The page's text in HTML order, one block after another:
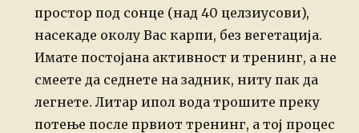
простор под сонце (над 40 целзиусови),
насекаде околу Вас карпи, без вегетација.
Имате постојана активност и тренинг, а не
смеете да седнете на задник, ниту пак да
легнете. Литар ипол водатрошите преку
потење после првиот тренинг, а тој процес